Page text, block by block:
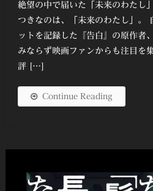
絶望の中で届いた「未来のわたし
つきなのは、「未来のわたし」。
ットを記録した『告白』の原作者
みならず映画ファンからも注目を
評 […]
Continue Reading